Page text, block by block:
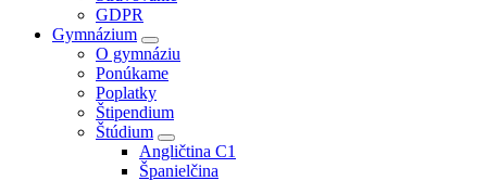
GDPR
Gymnázium
O gymnáziu
Ponúkame
Poplatky
Štipendium
Štúdium
Angličtina C1
Španielčina